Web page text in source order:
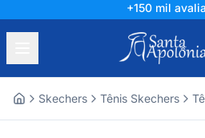
+150 mil
Skechers Tênis Skechers